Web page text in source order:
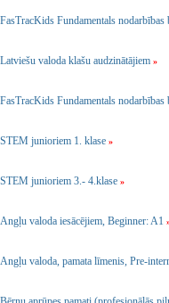
FasTracKids Fundamentals nodarbības
Latviešu valoda klašu audzinātājiem »
FasTracKids Fundamentals nodarbības
STEM junioriem 1. klase »
STEM junioriem 3.- 4.klase »
Angļu valoda iesācējiem, Beginner: A1
Angļu valoda, pamata līmenis, Pre-